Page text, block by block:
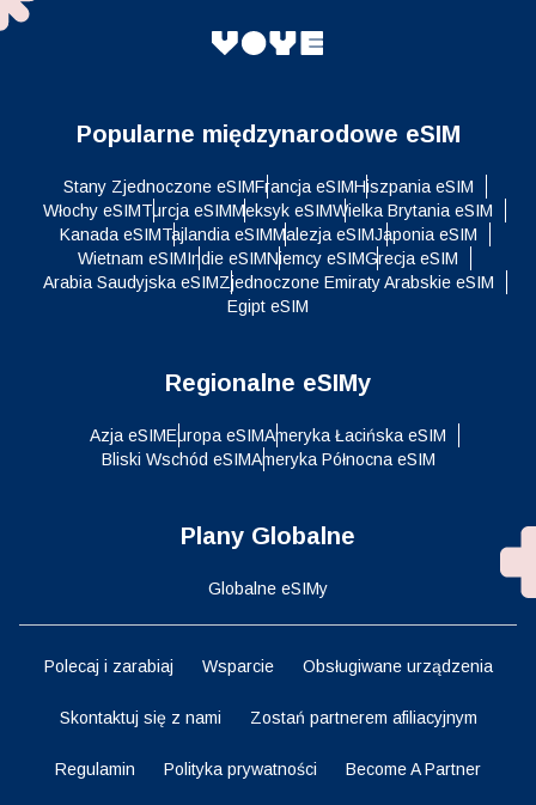
Popularne międzynarodowe eSIM
Stany Zjednoczone eSIMFrancja eSIMHiszpania eSIM
Włochy eSIMTurcja eSIMMeksyk eSIMWielka Brytania eSIM
Kanada eSIMTajlandia eSIMMalezja eSIMJaponia eSIM
Wietnam eSIMIndie eSIMNiemcy eSIMGrecja eSIM
Arabia Saudyjska eSIMZjednoczone Emiraty Arabskie eSIM
Egipt eSIM
Regionalne eSIMy
Azja eSIMEuropa eSIMAmeryka Łacińska eSIM
Bliski Wschód eSIMAmeryka Północna eSIM
Plany Globalne
Globalne eSIMy
Polecaj i zarabiaj Wsparcie Obsługiwane urządzenia
Skontaktuj się z nami Zostań partnerem afiliacyjnym
Regulamin Polityka prywatności Become A Partner